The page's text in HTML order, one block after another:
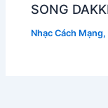
SONG
Nhạc Cách Mạng,